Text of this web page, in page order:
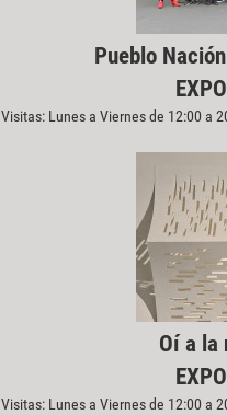
Pueblo
Visitas: Lunes a Viernes de 12:00 a
Oí a la
Visitas: Lunes a Viernes de 12:00 a